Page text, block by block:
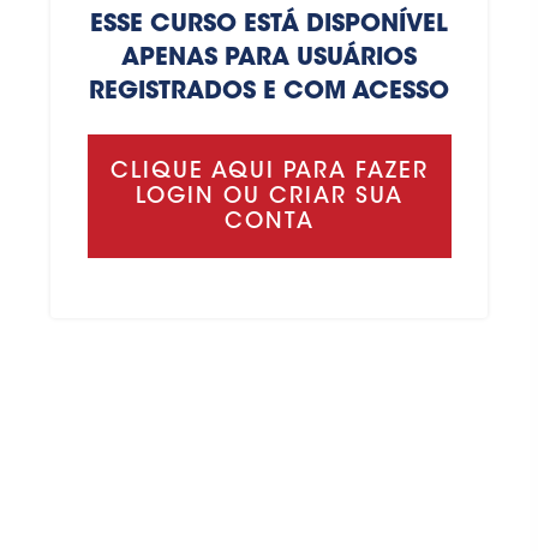
ESSE CURSO ESTÁ DISPONÍVEL
APENAS PARA USUÁRIOS
REGISTRADOS E COM ACESSO
CLIQUE AQUI PARA FAZER
LOGIN OU CRIAR SUA
CONTA